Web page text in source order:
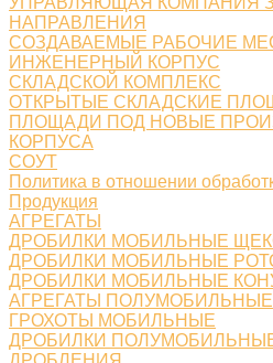
НАПРАВЛЕНИЯ
СОЗДАВАЕМЫЕ РАБОЧИЕ
ИНЖЕНЕРНЫЙ КОРПУС
СКЛАДСКОЙ КОМПЛЕКС
ОТКРЫТЫЕ СКЛАДСКИЕ
ПЛОЩАДИ ПОД НОВЫЕ
КОРПУСА
СОУТ
Политика в отношении
Продукция
АГРЕГАТЫ
ДРОБИЛКИ МОБИЛЬНЫЕ
ДРОБИЛКИ МОБИЛЬНЫЕ
ДРОБИЛКИ МОБИЛЬНЫЕ
АГРЕГАТЫ ПОЛУМОБИЛЬНЫЕ
ГРОХОТЫ МОБИЛЬНЫЕ
ДРОБИЛКИ